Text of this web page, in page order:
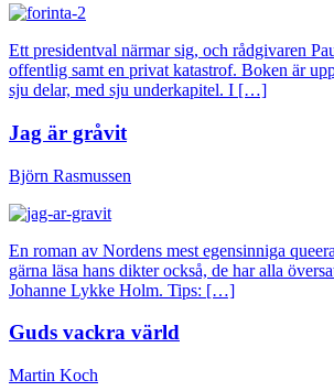
Ett presidentval närmar sig, och rådgivaren
offentlig samt en privat katastrof. Boken är
sju delar, med sju underkapitel. I […]
Jag är gråvit
Björn Rasmussen
En roman av Nordens mest egensinniga
gärna läsa hans dikter också, de har alla
Johanne Lykke Holm. Tips: […]
Guds vackra värld
Martin Koch